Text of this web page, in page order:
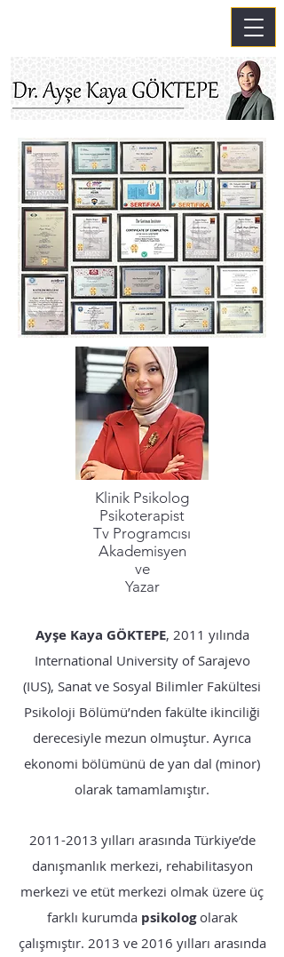
Klinik Psikolog
Psikoterapist
Tv Programcısı
Akademisyen
ve
Yazar
Ayşe Kaya GÖKTEPE, 2011 yılında
International University of Sarajevo
(IUS), Sanat ve Sosyal Bilimler Fakültesi
Psikoloji Bölümü’nden fakülte ikinciliği
derecesiyle mezun olmuştur. Ayrıca
ekonomi bölümünü de yan dal (minor)
olarak tamamlamıştır.
2011-2013 yılları arasında Türkiye’de
danışmanlık merkezi, rehabilitasyon
merkezi ve etüt merkezi olmak üzere üç
farklı kurumda psikolog olarak
çalışmıştır. 2013 ve 2016 yılları arasında